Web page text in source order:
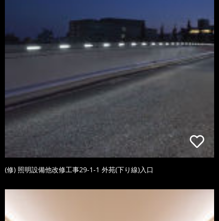
(修) 照明設備他改修工事29-1-1 外苑(下り線)入口